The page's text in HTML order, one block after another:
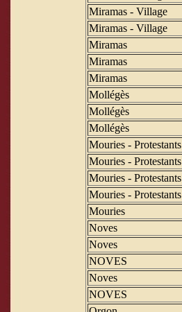
Miramas - Village
Miramas - Village
Miramas
Miramas
Miramas
Mollégès
Mollégès
Mollégès
Mouries - Protestants
Mouries - Protestants
Mouries - Protestants
Mouries - Protestants
Mouries
Noves
Noves
NOVES
Noves
NOVES